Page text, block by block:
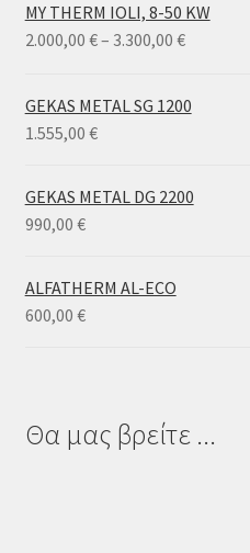
MY THERM IOLI, 8-50 KW
2.000,00 €– 3.300,00 €Price
through
GEKAS METAL SG 1200
1.555,00 €
GEKAS METAL DG 2200
990,00 €
ALFATHERM AL-ECO
600,00 €
Θα μας βρείτε ...